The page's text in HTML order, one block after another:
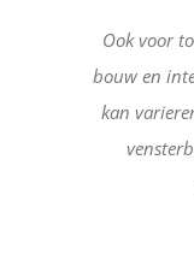
Ook voor
bouw en
kan